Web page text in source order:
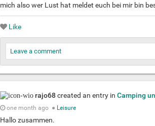
mich also wer Lust hat meldet euch bei mir bin
Like
Leave a comment
rajo68created an entry in Camping
one month ago ● Leisure
Hallo zusammen.